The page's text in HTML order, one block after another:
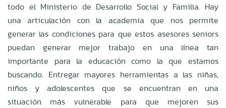
todo el Ministerio de Desarrollo Social y Familia. Hay
una articulación con la academia que nos permite
generar las condiciones para que estos asesores seniors
puedan generar mejor trabajo en una línea tan
importante para la educación como la que estamos
buscando. Entregar mayores herramientas a las niñas,
niños y adolescentes que se encuentran en una
situación más vulnerable para que mejoren sus